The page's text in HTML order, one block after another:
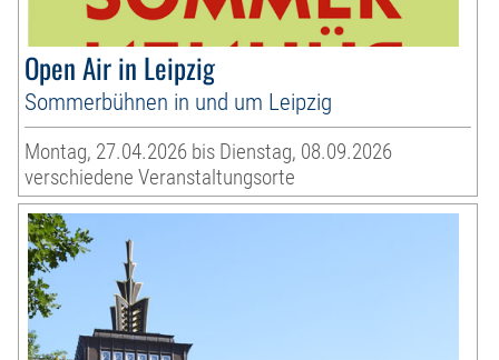
Open Air in Leipzig
Sommerbühnen in und um Leipzig
Montag, 27.04.2026 bis Dienstag, 08.09.2026
verschiedene Veranstaltungsorte